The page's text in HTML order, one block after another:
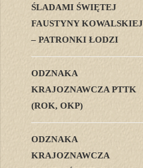
ŚLADAMI ŚWIĘTEJ
FAUSTYNY KOWALSKIEJ
– PATRONKI ŁODZI
ODZNAKA
KRAJOZNAWCZA PTTK
(ROK, OKP)
ODZNAKA
KRAJOZNAWCZA